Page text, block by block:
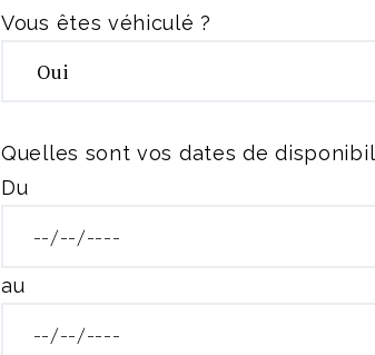
Vous êtes véhiculé ?
Quelles sont vos dates de
Du
au